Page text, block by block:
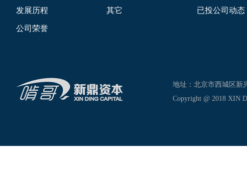
发展历程
公司荣誉
其它 已投公司动态
地址：北京市西城区新
Copyright @ 2018 XIN